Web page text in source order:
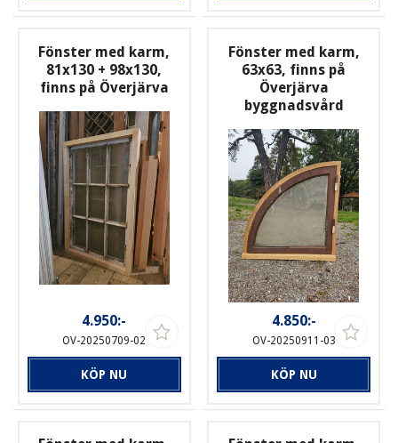
Fönster med karm,
81x130 + 98x130,
finns på Överjärva
4.950:-
OV-20250709-02
KÖP NU
Fönster med karm,
63x63, finns på
Överjärva
byggnadsvård
4.850:-
OV-20250911-03
KÖP NU